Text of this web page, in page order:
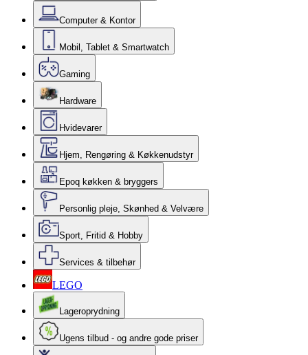
Computer & Kontor
Mobil, Tablet & Smartwatch
Gaming
Hardware
Hvidevarer
Hjem, Rengøring & Køkkenudstyr
Epoq køkken & bryggers
Personlig pleje, Skønhed & Velvære
Sport, Fritid & Hobby
Services & tilbehør
LEGO
Lageroprydning
Ugens tilbud - og andre gode priser